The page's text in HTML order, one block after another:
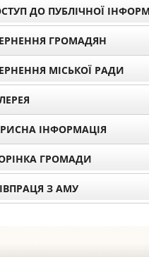
ДО ПУБЛІЧНОЇ
ГРОМАДЯН
МІСЬКОЇ РАДИ
ІНФОРМАЦІЯ
ГРОМАДИ
З АМУ